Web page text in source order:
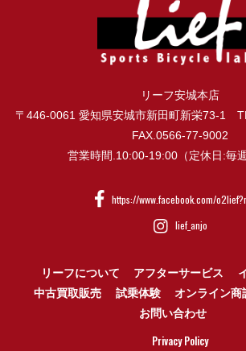
リーフ安城本店
〒446-0061 愛知県安城市新田町新栄73-1
FAX.0566-77-9002
営業時間.10:00-19:00（定休日:毎週
https://www.facebook.com/
lief_anjo
リーフについて アフターサービス
中古買取販売
試乗体験 オンライン商
お問い合わせ
Privacy Policy